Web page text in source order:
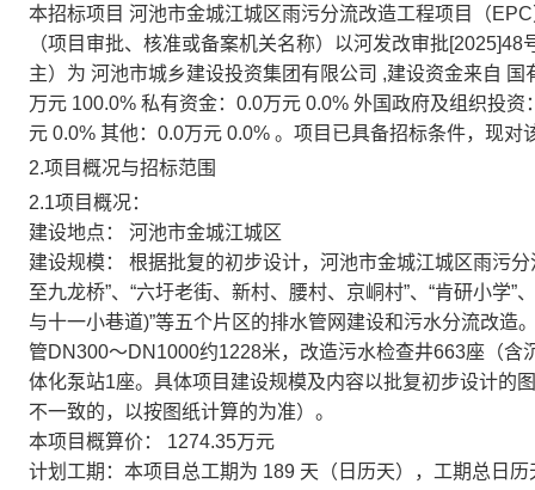
本招标项目 河池市金城江城区雨污分流改造工程项目（
（项目审批、核准或备案机关名称）以河发改审批
主）为 河池市城乡建设投资集团有限公司 ,建设资金来自 国
万元 100.0% 私有资金：0.0万元 0.0% 外国政府及组织投
元 0.0% 其他：0.0万元 0.0% 。项目已具备招标条件，现对
2.项目概况与招标范围
2.1项目概况：
建设地点： 河池市金城江城区
建设规模： 根据批复的初步设计，河池市金城江城区雨污
至九龙桥”、“六圩老街、新村、腰村、京峒村”、“肯研小学
与十一小巷道)”等五个片区的排水管网建设和污水分流改
管DN300～DN1000约1228米，改造污水检查井663座（
体化泵站1座。具体项目建设规模及内容以批复初步设计的
不一致的，以按图纸计算的为准）。
本项目概算价： 1274.35万元
计划工期：本项目总工期为 189 天（日历天），工期总日